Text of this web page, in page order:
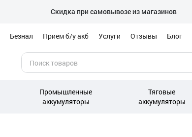
Скидка при самовывозе из магазинов
Безнал Прием б/у акб Услуги Отзывы Блог
Промышленные
аккумуляторы
Тяговые
аккумуляторы